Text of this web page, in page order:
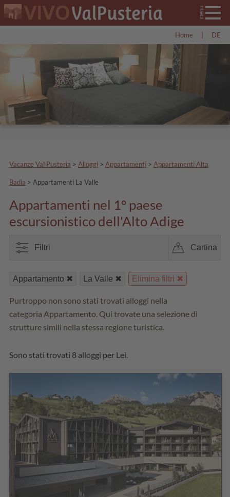
Home DE
Vacanze Val Pusteria > Alloggi > Appartamenti > Appartamenti Alta
Badia > Appartamenti La Valle
Appartamenti nel 1° paese
escursionistico dell'Alto Adige
Filtri Cartina
Appartamento La Valle Elimina filtri
Purtroppo non sono stati trovati alloggi nella
categoria Appartamento. Qui trovate una selezione di
strutture simili nella stessa regione turistica.
Sono stati trovati 8 alloggi per Lei.